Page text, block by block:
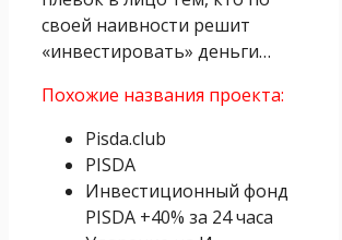
своей наивности решит
«инвестировать» деньги…
Похожие названия проекта:
Pisda.club
PISDA
Инвестиционный фонд
PISDA +40% за 24 часа